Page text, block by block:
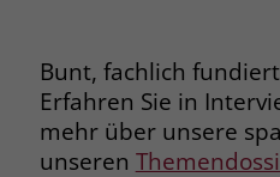
Bunt, fachlich
Erfahren Sie in
mehr über unsere
unseren
Zweck
Behält die
allen
Dieses
User über
Es enthält